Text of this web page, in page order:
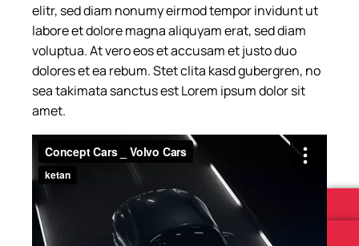
elitr, sed diam nonumy eirmod tempor invidunt ut
labore et dolore magna aliquyam erat, sed diam
voluptua. At vero eos et accusam et justo duo
dolores et ea rebum. Stet clita kasd gubergren, no
sea takimata sanctus est Lorem ipsum dolor sit
amet.